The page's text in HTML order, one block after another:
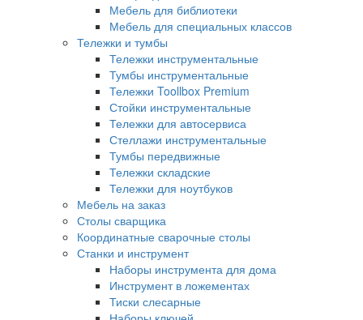
Мебель для библиотеки
Мебель для специальных классов
Тележки и тумбы
Тележки инструментальные
Тумбы инструментальные
Тележки Toollbox Premium
Стойки инструментальные
Тележки для автосервиса
Стеллажи инструментальные
Тумбы передвижные
Тележки складские
Тележки для ноутбуков
Мебель на заказ
Столы сварщика
Координатные сварочные столы
Станки и инструмент
Наборы инструмента для дома
Инструмент в ложементах
Тиски слесарные